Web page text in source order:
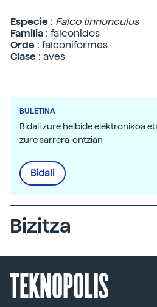
Especie : Falco tinnunculus
Familia : falconidos
Orde : falconiformes
Clase : aves
BULETINA
Bidali zure helbide elektronikoa
zure sarrera-ontzian
Bidali
Bizitza
TEKNOPOLIS